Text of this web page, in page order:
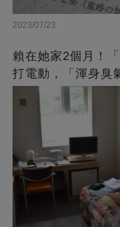
2023/07/23
賴在她家2個月！
打電動，「渾身臭